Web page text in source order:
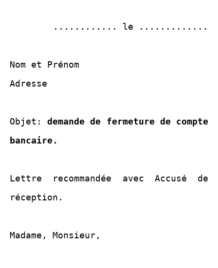
............ le .............
Nom et Prénom
Adresse
Objet:demande de fermeture de compte
bancaire.
Lettre recommandée avec Accusé de
réception.
Madame, Monsieur,